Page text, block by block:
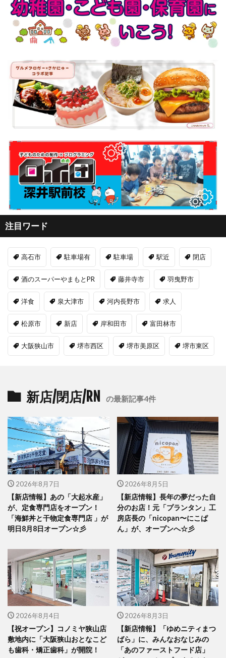
注目ワード
高石市 駐車場有 駐車場 駅近 閉店
酒のスーパーやまもとPR 藤井寺市 羽曳野市
洋食 泉大津市 河内長野市 求人
松原市 新店 岸和田市 富田林市
大阪狭山市 堺市西区 堺市美原区 堺市東区
新店/閉店/RN の最新記事4件
2026年8月7日
【新店情報】あの「大起水産」
が、定食専門店をオープン！
「海鮮丼と干物定食専門店 」が
明日8月8日オープン☆彡
2026年8月5日
【新店情報】長年の夢だった自
分のお店！元「プランタン」工
房店長の「nicopan〜にこぱ
ん」が、オープンへ☆彡
2026年8月4日
【祝オープン】コノミヤ狭山店
敷地内に「大阪狭山おとなこど
も歯科・矯正歯科」が開院！
2026年8月3日
【新店情報】「ゆめニティまつ
ばら」に、みんなおなじみの
「あのファーストフード店」